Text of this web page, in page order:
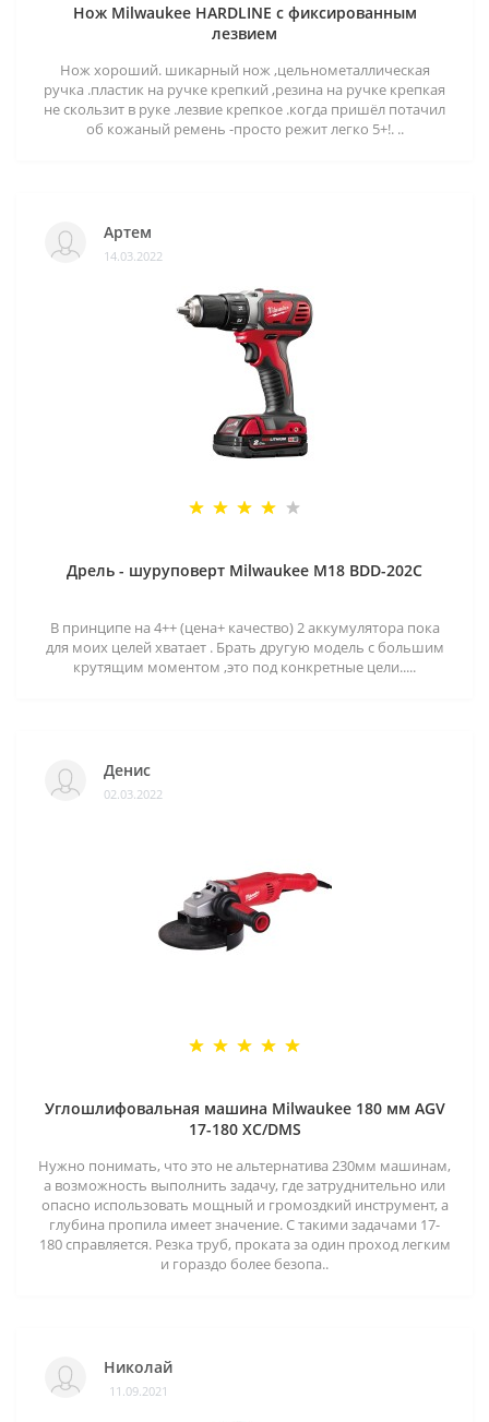
Нож Milwaukee HARDLINE с фиксированным
лезвием
Нож хороший. шикарный нож ,цельнометаллическая
ручка .пластик на ручке крепкий ,резина на ручке крепкая
не скользит в руке .лезвие крепкое .когда пришёл потачил
об кожаный ремень -просто режит легко 5+!. ..
Артем
14.03.2022
Дрель - шуруповерт Milwaukee M18 BDD-202C
В принципе на 4++ (цена+ качество) 2 аккумулятора пока
для моих целей хватает . Брать другую модель с большим
крутящим моментом ,это под конкретные цели.....
Денис
02.03.2022
Углошлифовальная машина Milwaukee 180 мм AGV
17-180 XC/DMS
Нужно понимать, что это не альтернатива 230мм машинам,
а возможность выполнить задачу, где затруднительно или
опасно использовать мощный и громоздкий инструмент, а
глубина пропила имеет значение. С такими задачами 17-
180 справляется. Резка труб, проката за один проход легким
и гораздо более безопа..
Николай
11.09.2021